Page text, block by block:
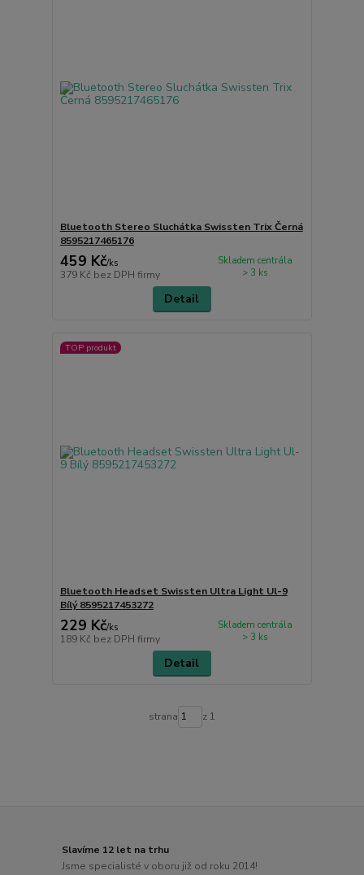
Bluetooth Stereo Sluchátka Swissten Trix Černá
8595217465176
459 Kč/ks
379 Kč bez DPH firmy
Skladem centrála
> 3 ks
Detail
TOP produkt
Bluetooth Headset Swissten Ultra Light Ul-9
Bílý 8595217453272
229 Kč/ks
189 Kč bez DPH firmy
Skladem centrála
> 3 ks
Detail
strana z 1
Slavíme 12 let na trhu
Jsme specialisté v oboru již od roku 2014!